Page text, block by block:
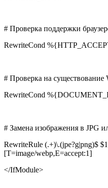
# Проверка поддержки
RewriteCond
# Проверка на существование
RewriteCond
# Замена изображения в JPG
RewriteRule (.+)\.(jpe?g|png)$
[T=image/webp,E=accept:1]
</IfModule>